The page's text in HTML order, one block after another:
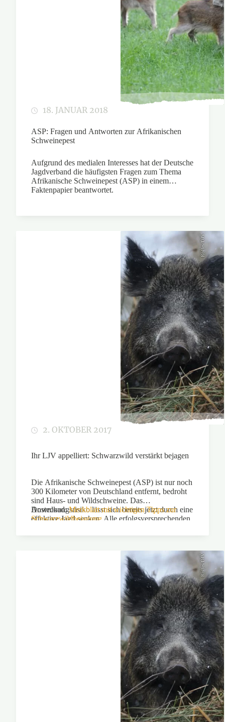
18. JANUAR 2018
ASP: Fragen und Antworten zur Afrikanischen
Schweinepest
Aufgrund des medialen Interesses hat der Deutsche
Jagdverband die häufigsten Fragen zum Thema
Afrikanische Schweinepest (ASP) in einem
Faktenpapier beantwortet.
Rolfes/DJV
2. OKTOBER 2017
Ihr LJV appelliert: Schwarzwild verstärkt bejagen
Die Afrikanische Schweinepest (ASP) ist nur noch
300 Kilometer von Deutschland entfernt, bedroht
sind Haus- und Wildschweine. Das
Ansteckungsrisiko lässt sich bereits jetzt durch eine
effektive Jagd senken. Alle erfolgsversprechenden
Download:Merkblatt mit wichtigen Tipps zur
Schwarzwildbejagung
Rolfes/DJV